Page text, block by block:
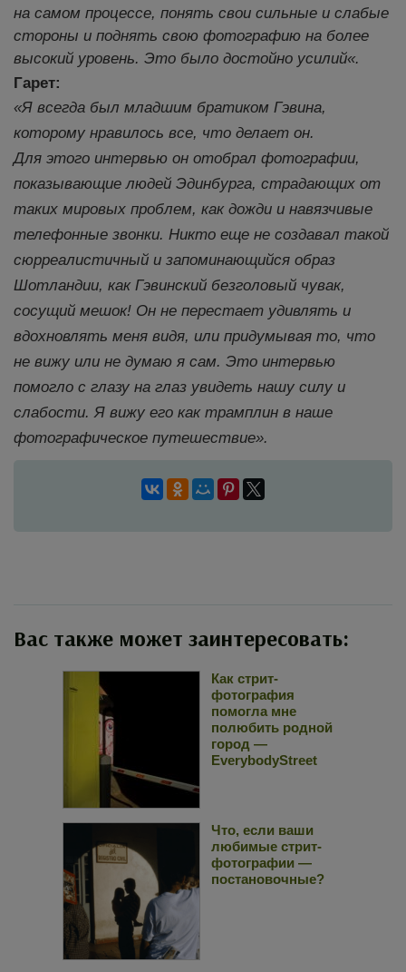
на самом процессе, понять свои сильные и слабые
стороны и поднять свою фотографию на более
высокий уровень. Это было достойно усилий«.
Гарет:
«Я всегда был младшим братиком Гэвина,
которому нравилось все, что делает он.
Для этого интервью он отобрал фотографии,
показывающие людей Эдинбурга, страдающих от
таких мировых проблем, как дожди и навязчивые
телефонные звонки. Никто еще не создавал такой
сюрреалистичный и запоминающийся образ
Шотландии, как Гэвинский безголовый чувак,
сосущий мешок! Он не перестает удивлять и
вдохновлять меня видя, или придумывая то, что
не вижу или не думаю я сам. Это интервью
помогло с глазу на глаз увидеть нашу силу и
слабости. Я вижу его как трамплин в наше
фотографическое путешествие».
Вас также может заинтересовать:
Как стрит-
фотография
помогла мне
полюбить родной
город —
EverybodyStreet
Что, если ваши
любимые стрит-
фотографии —
постановочные?